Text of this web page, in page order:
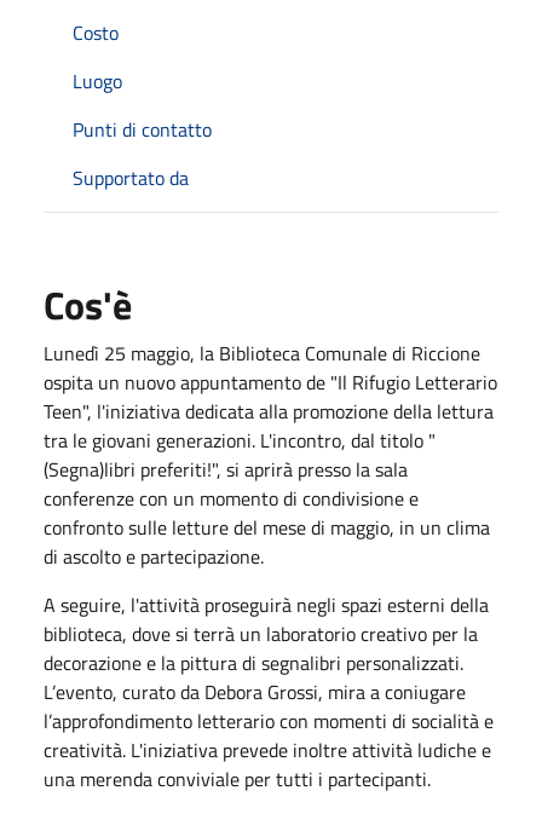
Costo
Luogo
Punti di contatto
Supportato da
Cos'è
Lunedì 25 maggio, la Biblioteca Comunale di Riccione
ospita un nuovo appuntamento de "Il Rifugio Letterario
Teen", l'iniziativa dedicata alla promozione della lettura
tra le giovani generazioni. L'incontro, dal titolo "
(Segna)libri preferiti!", si aprirà presso la sala
conferenze con un momento di condivisione e
confronto sulle letture del mese di maggio, in un clima
di ascolto e partecipazione.
A seguire, l'attività proseguirà negli spazi esterni della
biblioteca, dove si terrà un laboratorio creativo per la
decorazione e la pittura di segnalibri personalizzati.
L’evento, curato da Debora Grossi, mira a coniugare
l’approfondimento letterario con momenti di socialità e
creatività. L'iniziativa prevede inoltre attività ludiche e
una merenda conviviale per tutti i partecipanti.